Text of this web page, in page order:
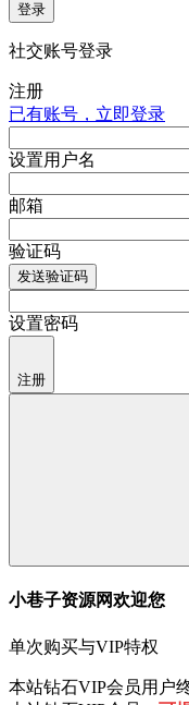
登录
社交账号登录
注册
已有账号，立即登录
设置用户名
邮箱
验证码
发送验证码
设置密码
注册
小巷子资源网欢迎您
单次购买与VIP特权
本站钻石VIP会员用户